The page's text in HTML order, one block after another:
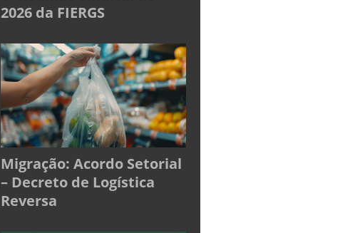
2026 da FIERGS
Migração: Acordo Setorial
– Decreto de Logística
Reversa